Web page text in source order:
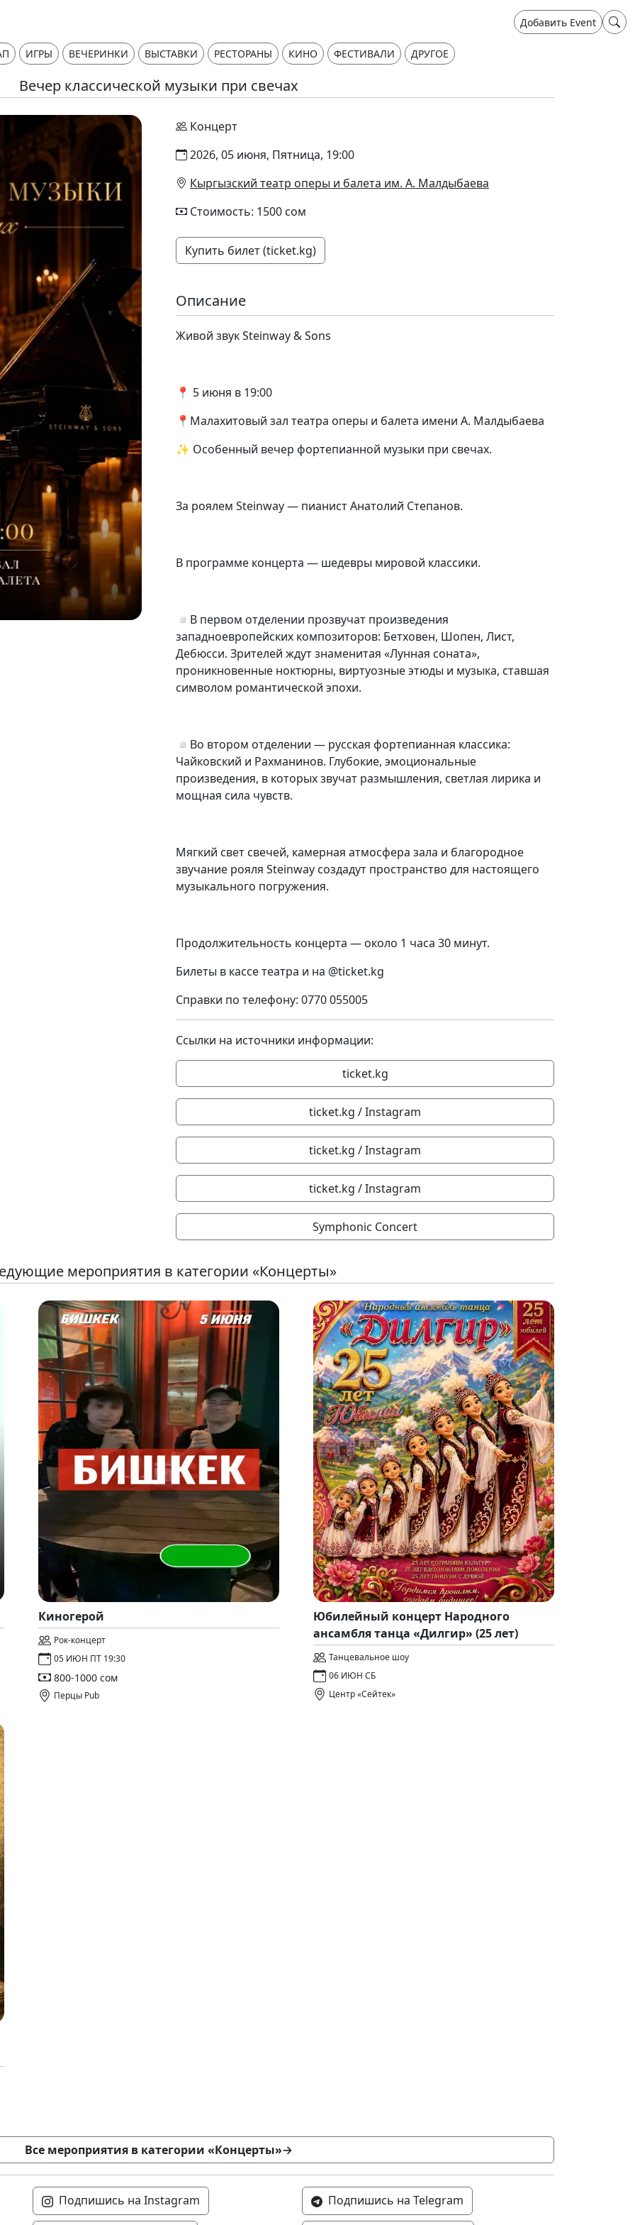
Добавить Event
ИГРЫ ВЕЧЕРИНКИ ВЫСТАВКИ РЕСТОРАНЫ КИНО ФЕСТИВАЛИ ДРУГОЕ
Вечер классической музыки при свечах
Концерт
2026, 05 июня, Пятница, 19:00
Кыргызский театр оперы и балета им. А. Малдыбаева
Стоимость: 1500 сом
Купить билет (ticket.kg)
Описание
Живой звук Steinway & Sons
📍 5 июня в 19:00
📍Малахитовый зал театра оперы и балета имени А. Малдыбаева
✨ Особенный вечер фортепианной музыки при свечах.
За роялем Steinway — пианист Анатолий Степанов.
В программе концерта — шедевры мировой классики.
◽️В первом отделении прозвучат произведения
западноевропейских композиторов: Бетховен, Шопен, Лист,
Дебюсси. Зрителей ждут знаменитая «Лунная соната»,
проникновенные ноктюрны, виртуозные этюды и музыка, ставшая
символом романтической эпохи.
◽️Во втором отделении — русская фортепианная классика:
Чайковский и Рахманинов. Глубокие, эмоциональные
произведения, в которых звучат размышления, светлая лирика и
мощная сила чувств.
Мягкий свет свечей, камерная атмосфера зала и благородное
звучание рояля Steinway создадут пространство для настоящего
музыкального погружения.
Продолжительность концерта — около 1 часа 30 минут.
Билеты в кассе театра и на @ticket.kg
Справки по телефону: 0770 055005
Ссылки на источники информации:
ticket.kg
ticket.kg / Instagram
ticket.kg / Instagram
ticket.kg / Instagram
Symphonic Concert
мероприятия в категории «Концерты»
Киногерой
Рок-концерт
05 ИЮН ПТ 19:30
800-1000 сом
Перцы Pub
Юбилейный концерт Народного
ансамбля танца «Дилгир» (25 лет)
Танцевальное шоу
06 ИЮН СБ
Центр «Сейтек»
Все мероприятия в категории «Концерты»→
Подпишись на Instagram Подпишись на Telegram